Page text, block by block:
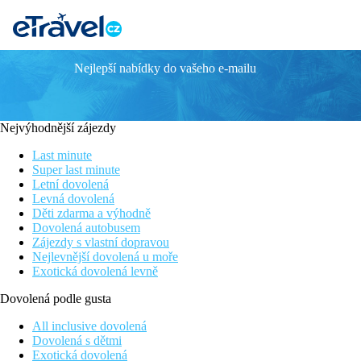
Rodinný hotel s příjemnou atmosférou
V pěší dostupnosti centra městečka Poros
Pronájem kol
Wi-Fi zdarma
Informace o hotelu
Menší, rodinný hotel ve svahu s výhledem na přístav. Centrum
Vzdálenost
pláže: 1000 m
letiště: 38 km Kefalonie
centra: 0.8 km (Poros)
nákupních možností: 400 m
Popis pokoje
Nejlepší nabídky do vašeho e-mailu
Nejvýhodnější zájezdy
Last minute
Super last minute
Letní dovolená
Levná dovolená
Děti zdarma a výhodně
Dovolená autobusem
Zájezdy s vlastní dopravou
Nejlevnější dovolená u moře
Exotická dovolená levně
Dovolená podle gusta
All inclusive dovolená
Dovolená s dětmi
Exotická dovolená